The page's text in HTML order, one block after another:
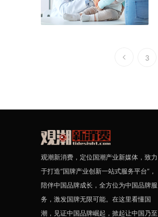
3
观潮新消费，定位国潮产业新媒体，致力
于打造“国牌产业创新一站式服务平台”，
陪伴中国品牌成长，全方位为中国品牌服
务，激发国牌无限可能。在这里看懂国
潮，见证中国品牌崛起，掀起让中国乃至